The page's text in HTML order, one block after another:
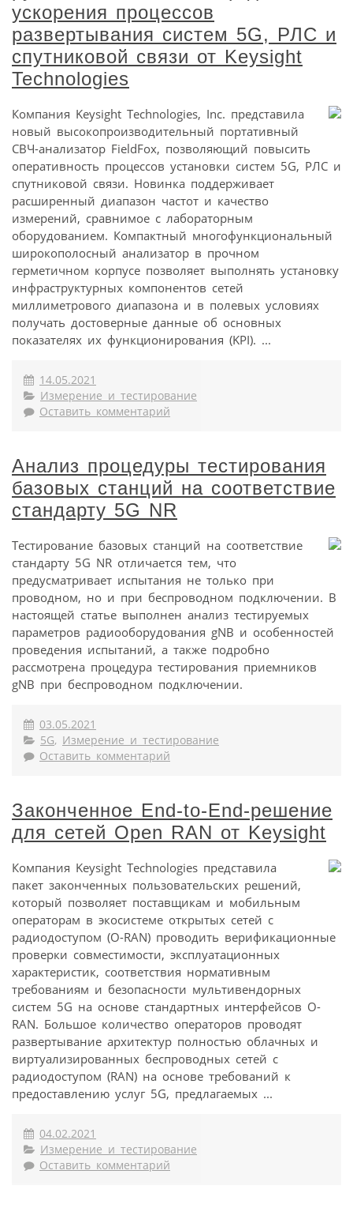
ускорения процессов
развертывания систем 5G, РЛС и
спутниковой связи от Keysight
Technologies
Компания Keysight Technologies, Inc. представила
новый высокопроизводительный портативный
СВЧ-анализатор FieldFox, позволяющий повысить
оперативность процессов установки систем 5G, РЛС и
спутниковой связи. Новинка поддерживает
расширенный диапазон частот и качество
измерений, сравнимое с лабораторным
оборудованием. Компактный многофункциональный
широкополосный анализатор в прочном
герметичном корпусе позволяет выполнять установку
инфраструктурных компонентов сетей
миллиметрового диапазона и в полевых условиях
получать достоверные данные об основных
показателях их функционирования (KPI). ...
14.05.2021
Измерение и тестирование
Оставить комментарий
Анализ процедуры тестирования
базовых станций на соответствие
стандарту 5G NR
Тестирование базовых станций на соответствие
стандарту 5G NR отличается тем, что
предусматривает испытания не только при
проводном, но и при беспроводном подключении. В
настоящей статье выполнен анализ тестируемых
параметров радиооборудования gNB и особенностей
проведения испытаний, а также подробно
рассмотрена процедура тестирования приемников
gNB при беспроводном подключении.
03.05.2021
5G, Измерение и тестирование
Оставить комментарий
Законченное End-to-End-решение
для сетей Open RAN от Keysight
Компания Keysight Technologies представила
пакет законченных пользовательских решений,
который позволяет поставщикам и мобильным
операторам в экосистеме открытых сетей с
радиодоступом (O-RAN) проводить верификационные
проверки совместимости, эксплуатационных
характеристик, соответствия нормативным
требованиям и безопасности мультивендорных
систем 5G на основе стандартных интерфейсов O-
RAN. Большое количество операторов проводят
развертывание архитектур полностью облачных и
виртуализированных беспроводных сетей с
радиодоступом (RAN) на основе требований к
предоставлению услуг 5G, предлагаемых ...
04.02.2021
Измерение и тестирование
Оставить комментарий